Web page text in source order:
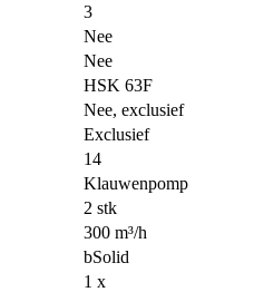
3
Nee
Nee
HSK 63F
Nee, exclusief
Exclusief
14
Klauwenpomp
2 stk
300 m³/h
bSolid
1 x